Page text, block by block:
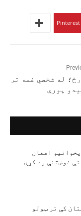
Pinterest
له شخصي غمه تر
پورې
افغان
غوښتنې رد کړې
کې تر ټولو